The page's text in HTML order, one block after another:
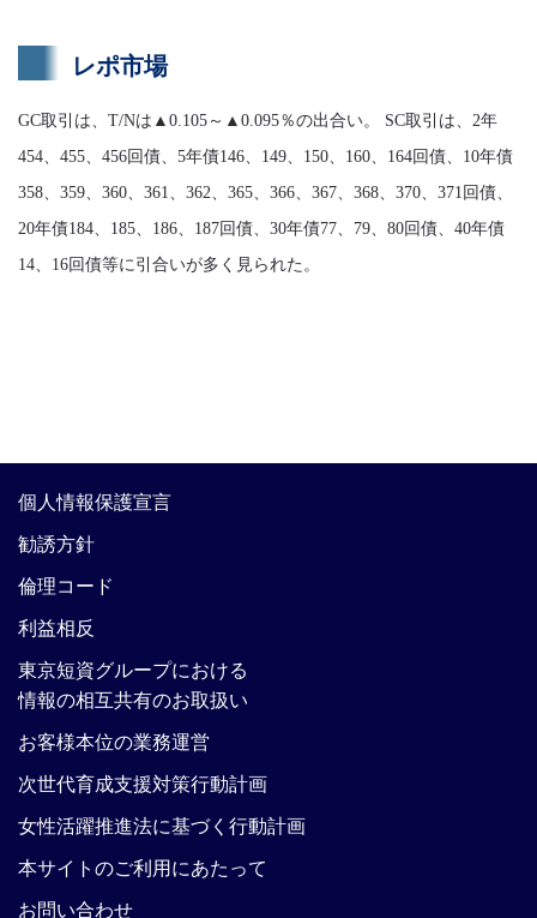
レポ市場
GC取引は、T/Nは▲0.105～▲0.095％の出合い。 SC取引は、2年
454、455、456回債、5年債146、149、150、160、164回債、10年債
358、359、360、361、362、365、366、367、368、370、371回債、
20年債184、185、186、187回債、30年債77、79、80回債、40年債
14、16回債等に引合いが多く見られた。
個人情報保護宣言
勧誘方針
倫理コード
利益相反
東京短資グループにおける
情報の相互共有のお取扱い
お客様本位の業務運営
次世代育成支援対策行動計画
女性活躍推進法に基づく行動計画
本サイトのご利用にあたって
お問い合わせ